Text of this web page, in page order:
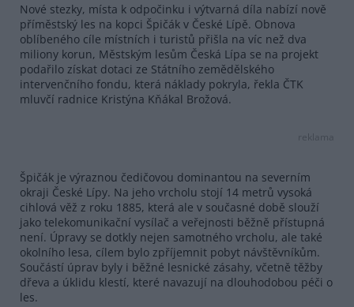
Nové stezky, místa k odpočinku i výtvarná díla nabízí nově
příměstský les na kopci Špičák v České Lípě. Obnova
oblíbeného cíle místních i turistů přišla na víc než dva
miliony korun, Městským lesům Česká Lípa se na projekt
podařilo získat dotaci ze Státního zemědělského
intervenčního fondu, která náklady pokryla, řekla ČTK
mluvčí radnice Kristýna Kňákal Brožová.
reklama
Špičák je výraznou čedičovou dominantou na severním
okraji České Lípy. Na jeho vrcholu stojí 14 metrů vysoká
cihlová věž z roku 1885, která ale v současné době slouží
jako telekomunikační vysílač a veřejnosti běžně přístupná
není. Úpravy se dotkly nejen samotného vrcholu, ale také
okolního lesa, cílem bylo zpříjemnit pobyt návštěvníkům.
Součástí úprav byly i běžné lesnické zásahy, včetně těžby
dřeva a úklidu klestí, které navazují na dlouhodobou péči o
les.